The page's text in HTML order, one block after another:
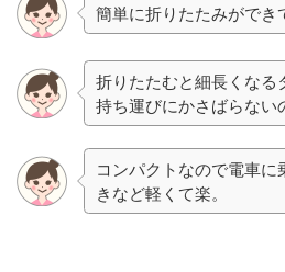
簡単に折りたたみができ
折りたたむと細長くな
持ち運びにかさばらない
コンパクトなので電車に
きなど軽くて楽。